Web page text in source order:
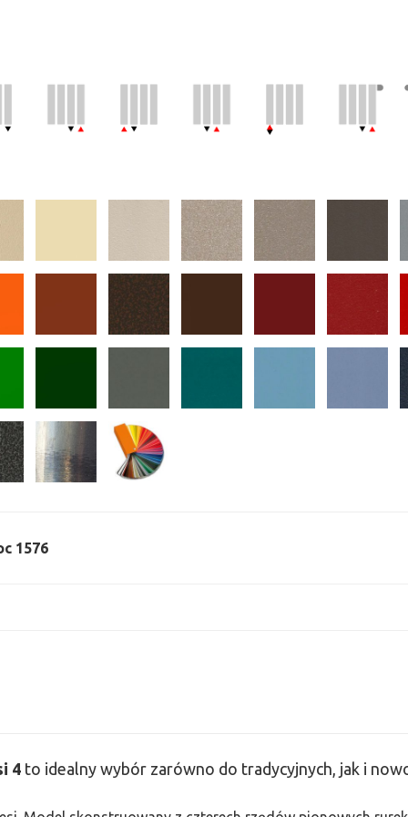
1576
4 to idealny wybór zarówno do tradycyjnych, jak i